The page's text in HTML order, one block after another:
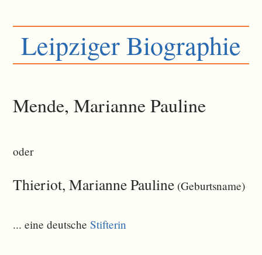
Leipziger Biographie
Mende, Marianne Pauline
oder
Thieriot, Marianne Pauline (Geburtsname)
... eine deutscheStifterin